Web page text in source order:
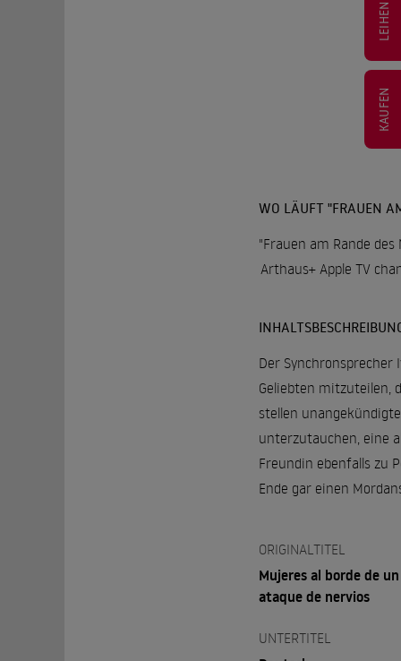
LEIHEN
KAUFEN
WO LÄUFT "FRAUEN
"Frauen am Rande
Arthaus+ Apple TV
Der Synchronsprecher
Geliebten mitzuteilen,
stellen
unterzutauchen, eine
Freundin ebenfalls zu
Ende gar einen
ORIGINALTITEL
Mujeres al borde de un
ataque de nervios
UNTERTITEL